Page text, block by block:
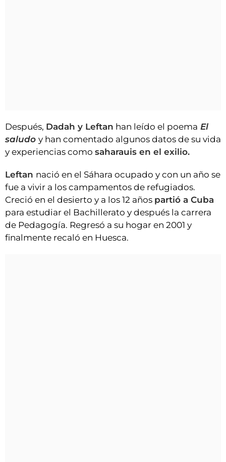
Después, Dadah y Leftan han leído el poema El
saludo y han comentado algunos datos de su vida
y experiencias como saharauis en el exilio.
Leftan nació en el Sáhara ocupado y con un año se
fue a vivir a los campamentos de refugiados.
Creció en el desierto y a los 12 años partió a Cuba
para estudiar el Bachillerato y después la carrera
de Pedagogía. Regresó a su hogar en 2001 y
finalmente recaló en Huesca.